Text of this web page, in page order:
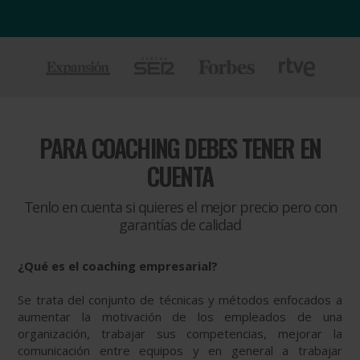
PARACOACHING DEBES TENER EN
CUENTA
Tenlo en cuenta si quieres el mejor precio pero con
garantías de calidad
¿Qué es el coaching empresarial?
Se trata del conjunto de técnicas y métodos enfocados a
aumentar la motivación de los empleados de una
organización, trabajar sus competencias, mejorar la
comunicación entre equipos y en general a trabajar